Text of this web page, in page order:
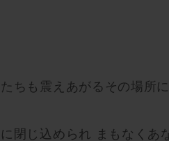
ちも震えあがるその場所
閉じ込められ まもなくあ